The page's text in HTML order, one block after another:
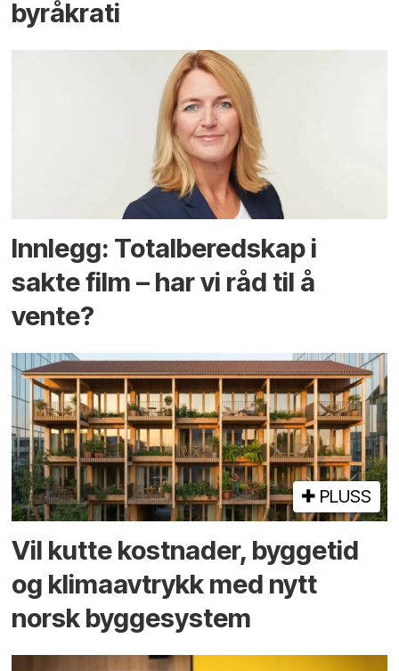
byråkrati
Innlegg: Totalberedskap i
sakte film – har vi råd til å
vente?
PLUSS
Vil kutte kostnader, byggetid
og klima­avtrykk med nytt
norsk bygge­system